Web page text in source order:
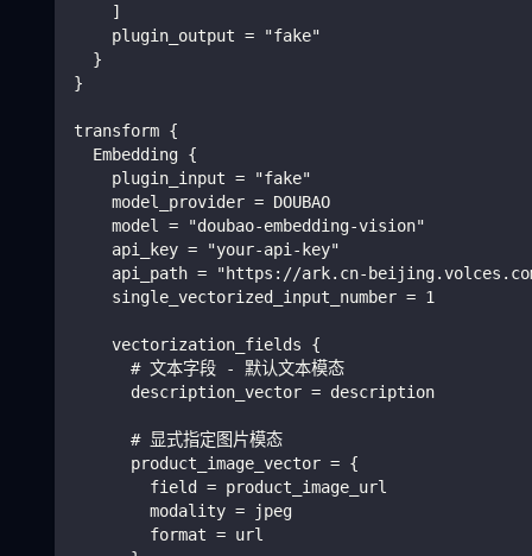
    ]
    plugin_output = "fake"
  }
}
transform {
  Embedding {
    plugin_input = "fake"
    model_provider = DOUBAO
    model = "doubao-embedding-vision"
    api_key = "your-api-key"
api_path = "https://ark.cn-
    single_vectorized_input_number = 1
    vectorization_fields {
      # 文本字段 - 默认文本模态
      description_vector = description
      # 显式指定图片模态
      product_image_vector = {
        field = product_image_url
        modality = jpeg
        format = url